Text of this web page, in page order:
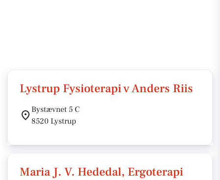
Lystrup Fysioterapi v Anders Riis
Bystævnet 5 C
8520 Lystrup
Maria J. V. Hededal, Ergoterapi